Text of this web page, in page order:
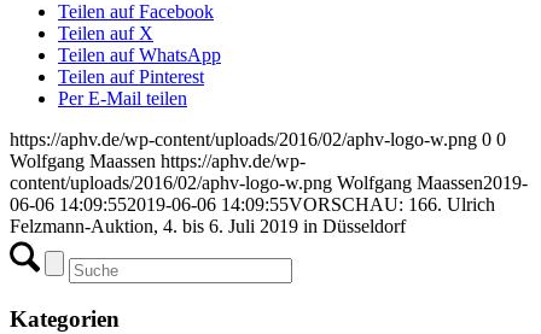
Teilen auf Facebook
Teilen auf X
Teilen auf WhatsApp
Teilen auf Pinterest
Per E-Mail teilen
https://aphv.de/wp-content/uploads/2016/02/aphv-logo-w.png 0 0
Wolfgang Maassen https://aphv.de/wp-
content/uploads/2016/02/aphv-logo-w.png Wolfgang Maassen2019-
06-06 14:09:552019-06-06 14:09:55VORSCHAU: 166. Ulrich
Felzmann-Auktion, 4. bis 6. Juli 2019 in Düsseldorf
Kategorien